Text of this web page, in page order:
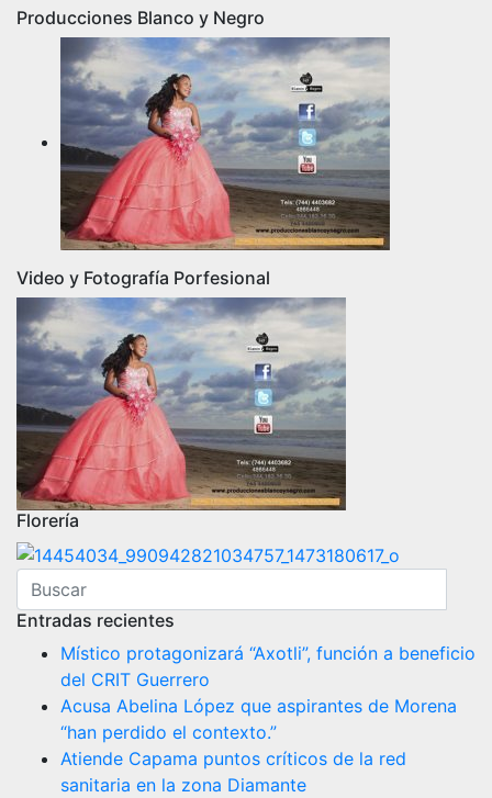
Producciones Blanco y Negro
Video y Fotografía Porfesional
Florería
Entradas recientes
Místico protagonizará “Axotli”, función a beneficio
del CRIT Guerrero
Acusa Abelina López que aspirantes de Morena
“han perdido el contexto.”
Atiende Capama puntos críticos de la red
sanitaria en la zona Diamante